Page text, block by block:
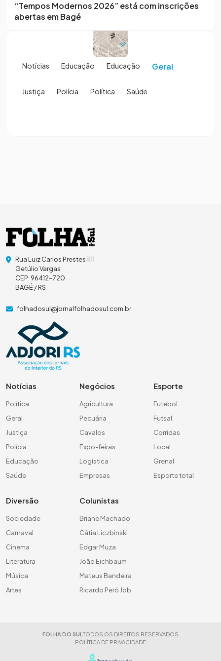
“Tempos Modernos 2026” está com inscrições
abertas em Bagé
Notícias Educação Educação Geral
Justiça Polícia Política Saúde
Rua Luiz Carlos Prestes 1111
Getúlio Vargas
CEP: 96412-720
BAGÉ / RS
folhadosul@jornalfolhadosul.com.br
Notícias
Política
Geral
Justiça
Polícia
Educação
Saúde
Negócios
Agricultura
Pecuária
Cavalos
Expo-feiras
Logística
Empresas
Esporte
Futebol
Futsal
Corridas
Local
Grenal
Esporte total
Diversão
Sociedade
Carnaval
Cinema
Literatura
Música
Artes
Colunistas
Briane Machado
Cátia Liczbinski
Edgar Muza
João Eichbaum
Mateus Bandeira
Ricardo Peró Job
FOLHA DO SUL TODOS OS DIREITOS RESERVADOS
POLÍTICA DE PRIVACIDADE